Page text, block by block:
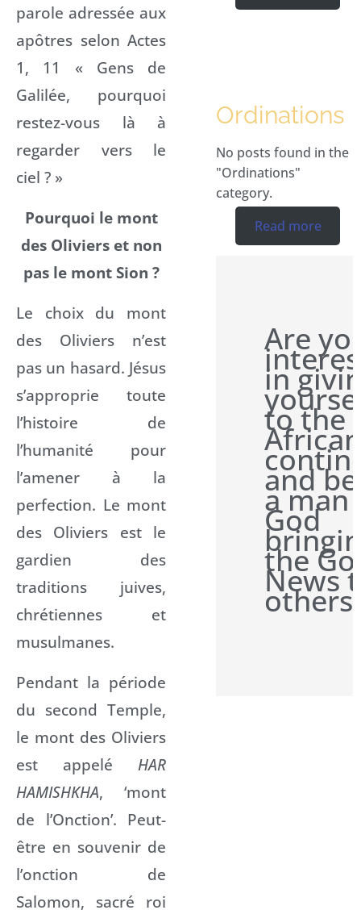
parole adressée aux
apôtres selon Actes
1, 11 « Gens de
Galilée, pourquoi
restez-vous là à
regarder vers le
ciel ? »
Pourquoi le mont
des Oliviers et non
pas le mont Sion ?
Le choix du mont
des Oliviers n’est
pas un hasard. Jésus
s’approprie toute
l’histoire de
l’humanité pour
l’amener à la
perfection. Le mont
des Oliviers est le
gardien des
traditions juives,
chrétiennes et
musulmanes.
Pendant la période
du second Temple,
le mont des Oliviers
est appeléHAR
HAMISHKHA, ‘mont
de l’Onction’. Peut-
être en souvenir de
l’onction de
Salomon, sacré roi
Ordinations
No posts found in the
"Ordinations"
category.
Read more
Are
in
to the
and
a man
God
the
News